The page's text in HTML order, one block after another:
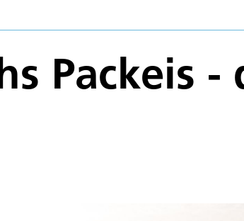
Packeis -